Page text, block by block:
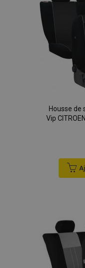
Housse de
Vip